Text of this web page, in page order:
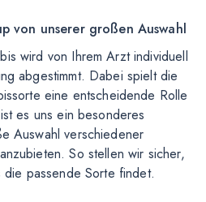
von unserer großen Auswahl
wird von Ihrem Arzt individuell
abgestimmt. Dabei spielt die
eine entscheidende Rolle
es uns ein besonderes
Auswahl verschiedener
So stellen wir sicher,
passende Sorte findet.